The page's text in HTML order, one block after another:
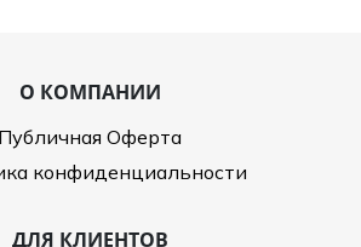
О КОМПАНИИ
Публичная Оферта
конфиденциальности
ДЛЯ КЛИЕНТОВ